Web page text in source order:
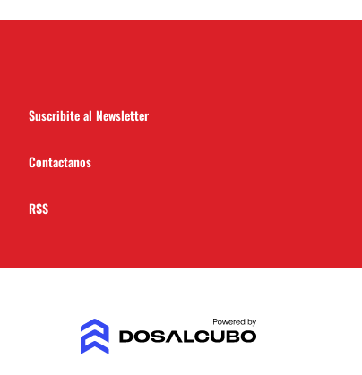
Suscribite al Newsletter
Contactanos
RSS